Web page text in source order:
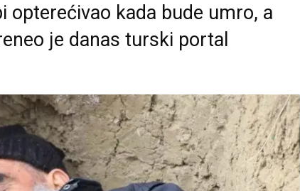
opterećivao kada bude umro, a
je danas turski portal